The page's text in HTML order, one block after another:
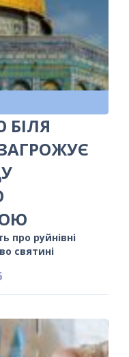
БІЛЯ
про руйнівні
святині